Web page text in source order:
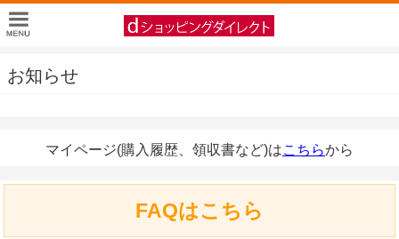
お知らせ
マイページ(購入履歴、領収書など)はこちらから
FAQはこちら